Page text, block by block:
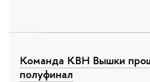
Команда КВН Вышки
полуфинал